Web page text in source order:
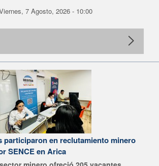
7 Agosto, 2026 - 10:00
participaron en reclutamiento minero
SENCE en Arica